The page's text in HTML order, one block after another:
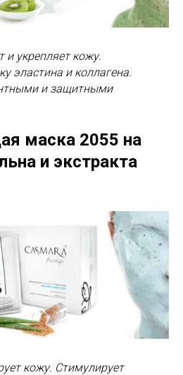
и укрепляет кожу.
эластина и коллагена.
и защитными
маска 2055 на
и экстракта
кожу. Стимулирует